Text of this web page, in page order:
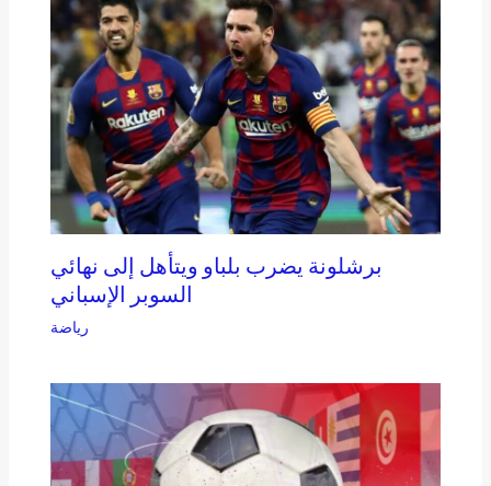
برشلونة يضرب بلباو ويتأهل إلى نهائي
السوبر الإسباني
رياضة